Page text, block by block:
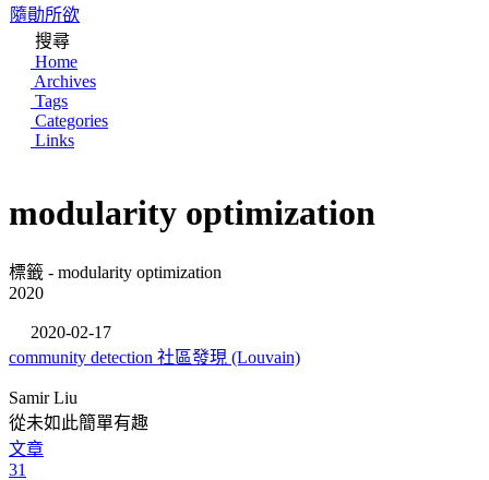
隨勛所欲
搜尋
Home
Archives
Tags
Categories
Links
modularity optimization
標籤 - modularity optimization
2020
2020-02-17
community detection 社區發現 (Louvain)
Samir Liu
從未如此簡單有趣
文章
31